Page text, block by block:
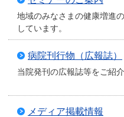
地域のみなさまの健康増進
しています。
病院刊行物（広報誌）
当院発刊の広報誌等をご紹
メディア掲載情報